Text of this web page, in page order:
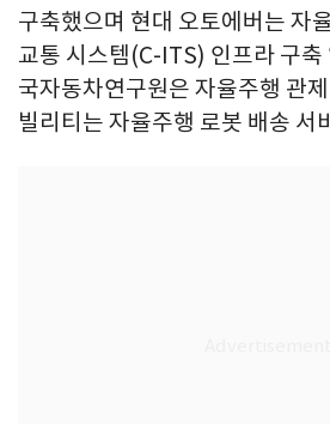
구축했으며 현대 오토에버는 자
교통 시스템(C-ITS) 인프라 구
국자동차연구원은 자율주행 관
빌리티는 자율주행 로봇 배송 서